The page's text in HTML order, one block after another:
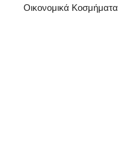
Οικονομικά Κοσμήματα